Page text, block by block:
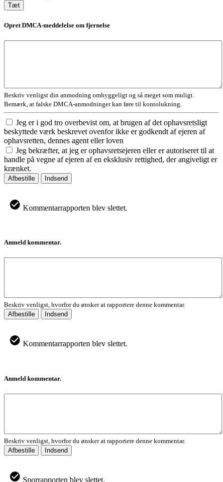
Tæt
Opret DMCA-meddelelse om fjernelse
Beskriv venligst din anmodning omhyggeligt og så meget som muligt.
Bemærk, at falske DMCA-anmodninger kan føre til kontolukning.
Jeg er i god tro overbevist om, at brugen af det ophavsretsligt
beskyttede værk beskrevet ovenfor ikke er godkendt af ejeren af
ophavsretten, dennes agent eller loven
Jeg bekræfter, at jeg er ophavsretsejeren eller er autoriseret til at
handle på vegne af ejeren af en eksklusiv rettighed, der angiveligt er
krænket.
Afbestille Indsend
Kommentarrapporten blev slettet.
Anmeld kommentar.
Beskriv venligst, hvorfor du ønsker at rapportere denne kommentar.
Afbestille
Indsend
Kommentarrapporten blev slettet.
Anmeld kommentar.
Beskriv venligst, hvorfor du ønsker at rapportere denne kommentar.
Afbestille
Indsend
Sporrapporten blev slettet.